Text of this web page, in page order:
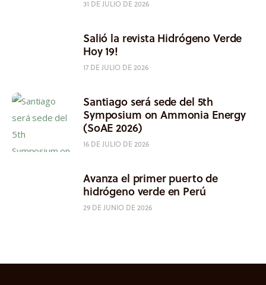
31 DE JULIO DE 2026
Salió la revista Hidrógeno Verde
Hoy 19!
17 DE JULIO DE 2026
Santiago será sede del 5th
Symposium on Ammonia Energy
(SoAE 2026)
16 DE JULIO DE 2026
Avanza el primer puerto de
hidrógeno verde en Perú
29 DE JUNIO DE 2026